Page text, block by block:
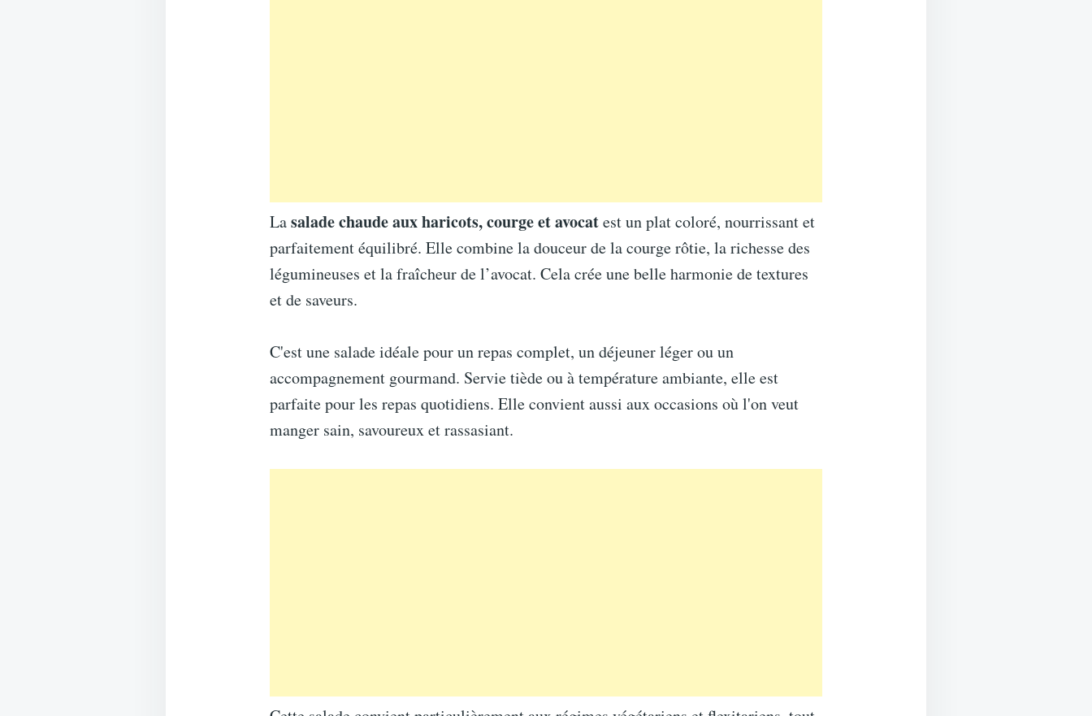
Lasalade chaude aux haricots, courge et avocatest un plat coloré, nourrissant et
parfaitement équilibré. Elle combine la douceur de la courge rôtie, la richesse des
légumineuses et la fraîcheur de l’avocat. Cela crée une belle harmonie de textures
et de saveurs.
C'est une salade idéale pour un repas complet, un déjeuner léger ou un
accompagnement gourmand. Servie tiède ou à température ambiante, elle est
parfaite pour les repas quotidiens. Elle convient aussi aux occasions où l'on veut
manger sain, savoureux et rassasiant.